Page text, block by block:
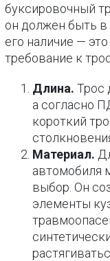
буксировочный
он должен быть в
его наличие —
требование к
Длина. Трос
а согласно
короткий
Материал.
автомобиля
выбор. Он
элементы